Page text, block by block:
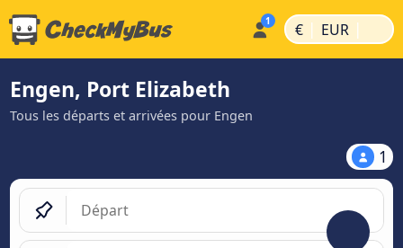
€ | EUR |
Engen, Port Elizabeth
Tous les départs et arrivées pour Engen
1